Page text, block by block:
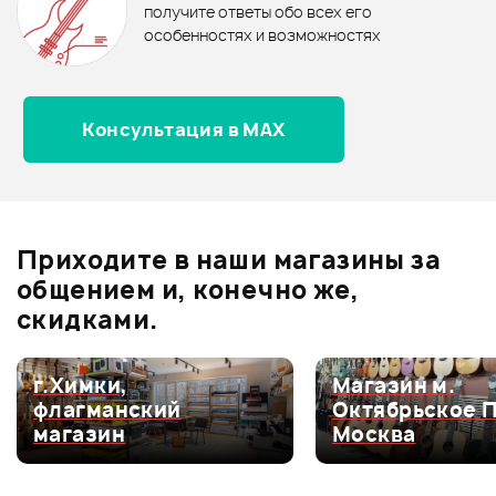
0.0
Оценка5
Оценка4
Оценка1
Мой отзыв о товаре
Ваша оценка:
получите ответы обо всех его
особенностях и возможностях
Консультация в MAX
Приходите в наши магазины за
общением и, конечно же,
скидками.
г.Химки,
флагманский
магазин
Магазин м.
Октябрьское
Москва